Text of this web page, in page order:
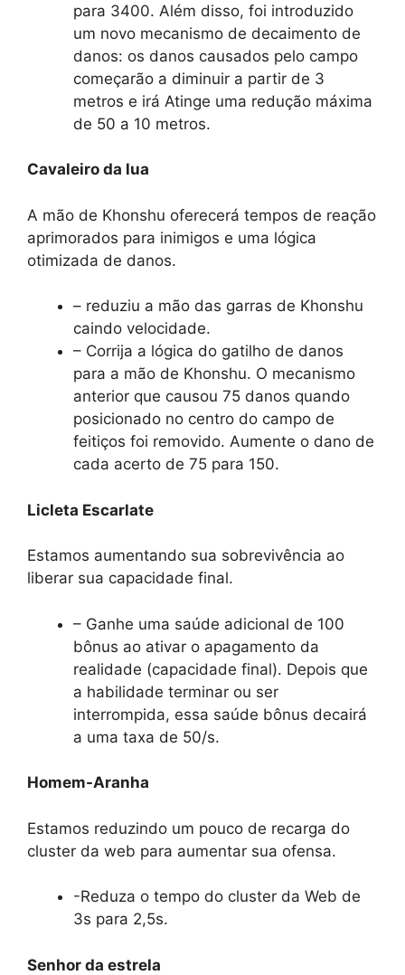
para 3400. Além disso, foi introduzido
um novo mecanismo de decaimento de
danos: os danos causados ​​pelo campo
começarão a diminuir a partir de 3
metros e irá Atinge uma redução máxima
de 50 a 10 metros.
Cavaleiro da lua
A mão de Khonshu oferecerá tempos de reação
aprimorados para inimigos e uma lógica
otimizada de danos.
– reduziu a mão das garras de Khonshu
caindo velocidade.
– Corrija a lógica do gatilho de danos
para a mão de Khonshu. O mecanismo
anterior que causou 75 danos quando
posicionado no centro do campo de
feitiços foi removido. Aumente o dano de
cada acerto de 75 para 150.
Licleta Escarlate
Estamos aumentando sua sobrevivência ao
liberar sua capacidade final.
– Ganhe uma saúde adicional de 100
bônus ao ativar o apagamento da
realidade (capacidade final). Depois que
a habilidade terminar ou ser
interrompida, essa saúde bônus decairá
a uma taxa de 50/s.
Homem-Aranha
Estamos reduzindo um pouco de recarga do
cluster da web para aumentar sua ofensa.
-Reduza o tempo do cluster da Web de
3s para 2,5s.
Senhor da estrela